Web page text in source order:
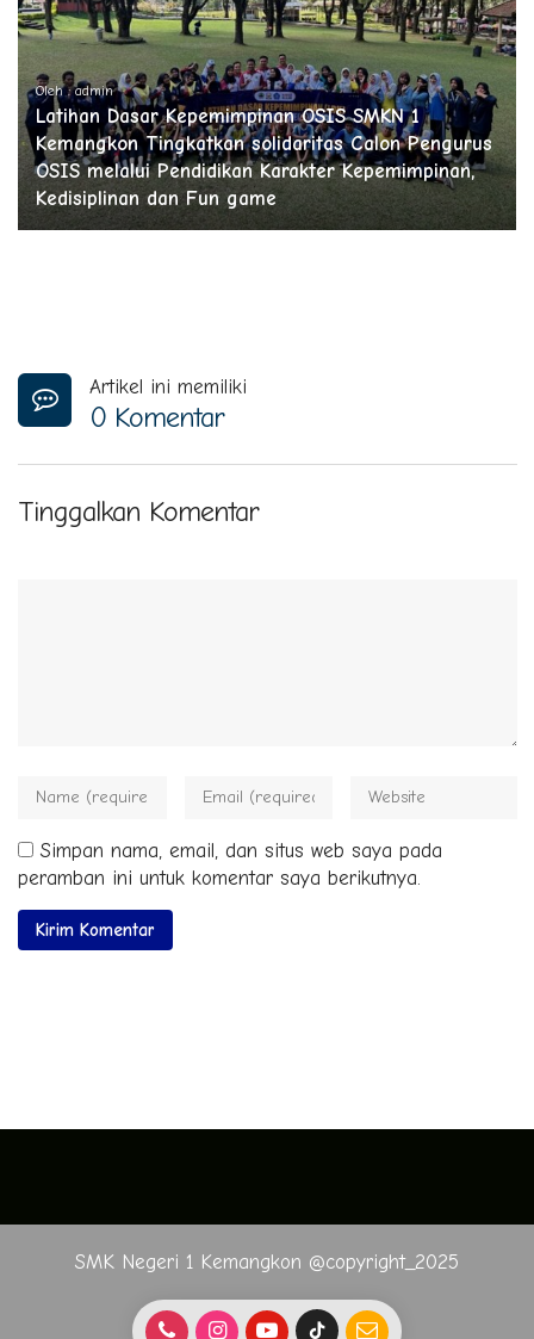
Oleh : admin
Latihan Dasar Kepemimpinan OSIS SMKN 1
Kemangkon Tingkatkan solidaritas Calon Pengurus
OSIS melalui Pendidikan Karakter Kepemimpinan,
Kedisiplinan dan Fun game
Artikel ini memiliki
0 Komentar
Tinggalkan Komentar
Simpan nama, email, dan situs web saya pada
peramban ini untuk komentar saya berikutnya.
SMK Negeri 1 Kemangkon @copyright_2025